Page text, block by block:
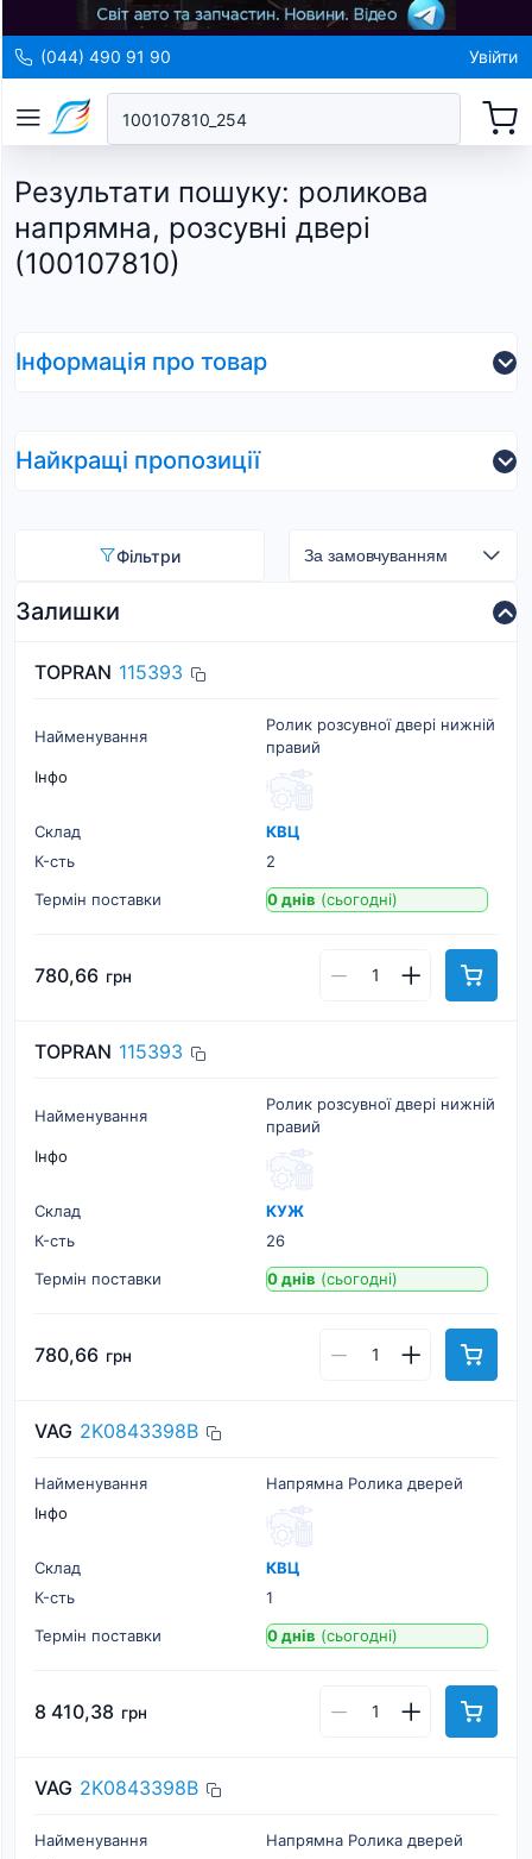
(044) 490 91 90 Увійти
Результати пошуку: роликова
напрямна, розсувні двері
(100107810)
Інформація про товар
Найкращі пропозиції
Фільтри
Залишки
TOPRAN 115393
Найменування
Ролик розсувної двері нижній
правий
Інфо
Склад
КВЦ
К-cть
2
Термін поставки
0 днів (сьогодні)
780,66 грн
TOPRAN 115393
Найменування
Ролик розсувної двері нижній
правий
Інфо
Склад
КУЖ
К-cть
26
Термін поставки
0 днів (сьогодні)
780,66 грн
VAG 2K0843398B
Найменування
Напрямна Ролика дверей
Інфо
Склад
КВЦ
К-cть
1
Термін поставки
0 днів (сьогодні)
8 410,38 грн
VAG 2K0843398B
Найменування
Напрямна Ролика дверей